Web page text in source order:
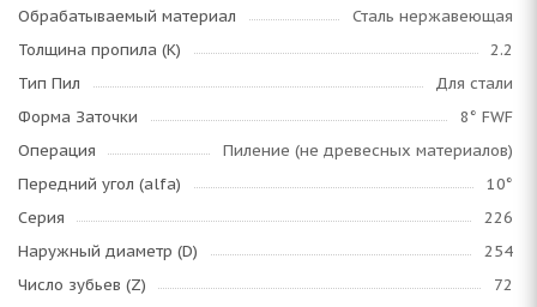
Обрабатываемый материал
Сталь нержавеющая
Толщина пропила (K)
2.2
Тип Пил
Для стали
Форма Заточки
8° FWF
Операция
Пиление (не древесных материалов)
Передний угол (alfa)
10°
Серия
226
Наружный диаметр (D)
254
Число зубьев (Z)
72